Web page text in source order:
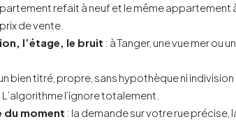
refait à neuf et le même appartement
de vente.
l’étage, le bruit : à Tanger, une vue mer ou
bien titré, propre, sans hypothèque ni
l’ignore totalement.
du moment : la demande sur votre rue précise,